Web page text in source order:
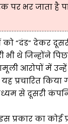
पर भर जाता
को “दंड” देकर
थे जिन्होंने
आरोपों में उन्हें
प्रचारित
से दूसरी
प्रकार का कोई